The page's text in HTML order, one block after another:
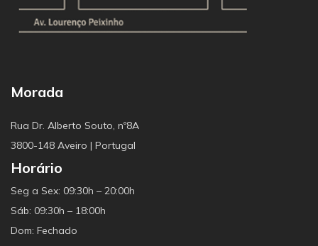
Morada
Rua Dr. Alberto Souto, nº8A
3800-148 Aveiro | Portugal
Horário
Seg a Sex: 09:30h – 20:00h
Sáb: 09:30h – 18:00h
Dom: Fechado